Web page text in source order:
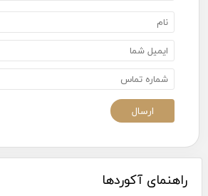
راهنمای آکوردها